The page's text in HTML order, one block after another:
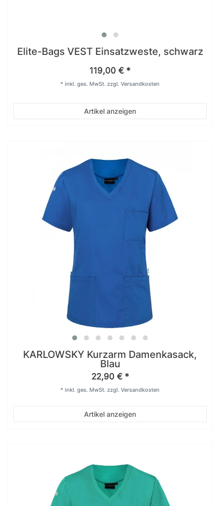
Elite-Bags VEST Einsatzweste, schwarz
119,00 € *
Artikel anzeigen
* inkl. ges. MwSt. zzgl. Versandkosten
KARLOWSKY Kurzarm Damenkasack,
Blau
22,90 € *
Artikel anzeigen
* inkl. ges. MwSt. zzgl. Versandkosten